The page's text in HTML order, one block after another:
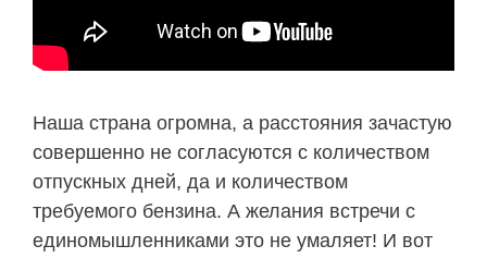
Наша страна огромна, а расстояния зачастую
совершенно не согласуются с количеством
отпускных дней, да и количеством
требуемого бензина. А желания встречи с
единомышленниками это не умаляет! И вот